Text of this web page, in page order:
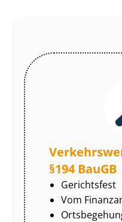
§194 BauGB
Gerichtsfest
Vom